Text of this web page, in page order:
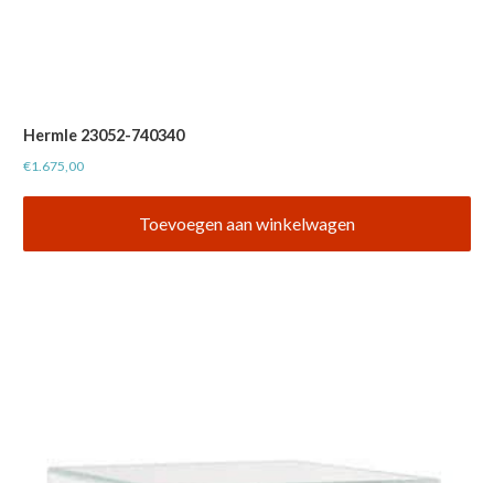
Hermle 23052-740340
€1.675,00
Toevoegen aan winkelwagen